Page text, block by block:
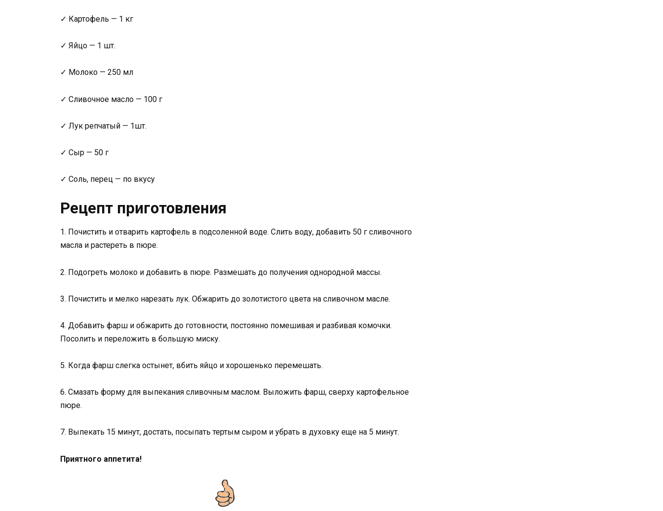
✓ Картофель — 1 кг
✓ Яйцо — 1 шт.
✓ Молоко — 250 мл
✓ Сливочное масло — 100 г
✓ Лук репчатый — 1шт.
✓ Сыр — 50 г
✓ Соль, перец — по вкусу
Рецепт приготовления
1. Почистить и отварить картофель в подсоленной воде. Слить воду, добавить 50 г сливочного
масла и растереть в пюре.
2. Подогреть молоко и добавить в пюре. Размешать до получения однородной массы.
3. Почистить и мелко нарезать лук. Обжарить до золотистого цвета на сливочном масле.
4. Добавить фарш и обжарить до готовности, постоянно помешивая и разбивая комочки.
Посолить и переложить в большую миску.
5. Когда фарш слегка остынет, вбить яйцо и хорошенько перемешать.
6. Смазать форму для выпекания сливочным маслом. Выложить фарш, сверху картофельное
пюре.
7. Выпекать 15 минут, достать, посыпать тертым сыром и убрать в духовку еще на 5 минут.
Приятного аппетита!